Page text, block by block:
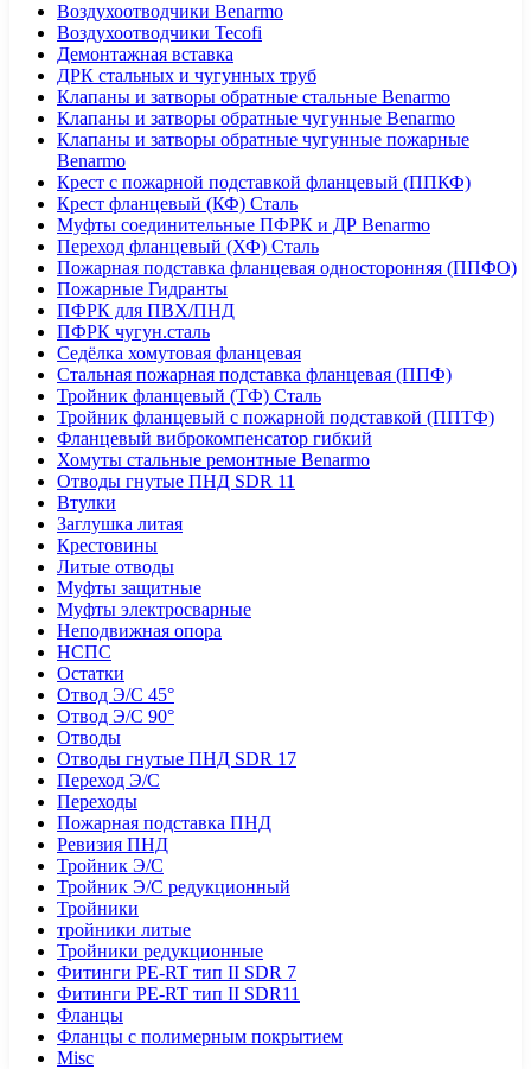
Воздухоотводчики Benarmo
Воздухоотводчики Tecofi
Демонтажная вставка
ДРК стальных и чугунных труб
Клапаны и затворы обратные стальные Benarmo
Клапаны и затворы обратные чугунные Benarmo
Клапаны и затворы обратные чугунные пожарные
Benarmo
Крест с пожарной подставкой фланцевый (ППКФ)
Крест фланцевый (КФ) Сталь
Муфты соединительные ПФРК и ДР Benarmo
Переход фланцевый (ХФ) Сталь
Пожарная подставка фланцевая односторонняя (ППФО)
Пожарные Гидранты
ПФРК для ПВХ/ПНД
ПФРК чугун.сталь
Седёлка хомутовая фланцевая
Стальная пожарная подставка фланцевая (ППФ)
Тройник фланцевый (ТФ) Сталь
Тройник фланцевый с пожарной подставкой (ППТФ)
Фланцевый виброкомпенсатор гибкий
Хомуты стальные ремонтные Benarmo
Отводы гнутые ПНД SDR 11
Втулки
Заглушка литая
Крестовины
Литые отводы
Муфты защитные
Муфты электросварные
Неподвижная опора
НСПС
Остатки
Отвод Э/С 45°
Отвод Э/С 90°
Отводы
Отводы гнутые ПНД SDR 17
Переход Э/С
Переходы
Пожарная подставка ПНД
Ревизия ПНД
Тройник Э/С
Тройник Э/С редукционный
Тройники
тройники литые
Тройники редукционные
Фитинги PE-RT тип II SDR 7
Фитинги PE-RT тип II SDR11
Фланцы
Фланцы с полимерным покрытием
Misc